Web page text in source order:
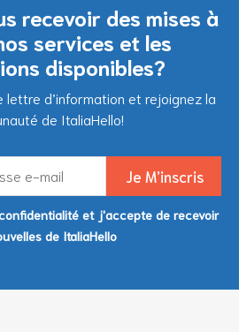
recevoir des mises à
services et les
disponibles?
d’information et rejoignez la
de ItaliaHello!
et j'accepte de recevoir
de ItaliaHello